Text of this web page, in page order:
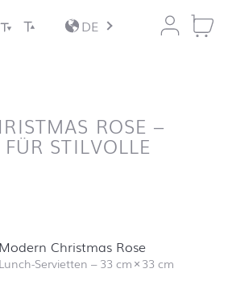
DE
ROSE –
STILVOLLE
und zum Filter springen
Modern Christmas Rose
Lunch-Servietten –33 cm×33 cm